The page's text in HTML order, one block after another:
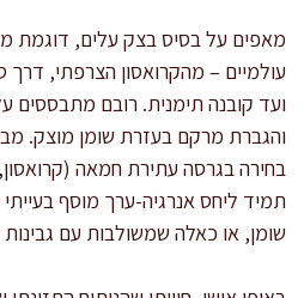
מאפים על בסיס בצק עלים, דוגמת
עולמיים – מהקרואסון הצרפתי, דרך
ועד קובנה תימנית. רובם מתבססים
והגברת מרקם בעזרת שומן מוצק.
בחירה בגרסה עתירת חמאה
תמיד ליחס אנרגיה-ערך מוסף
שומן, או כאלה שמשולבות עם גבינות